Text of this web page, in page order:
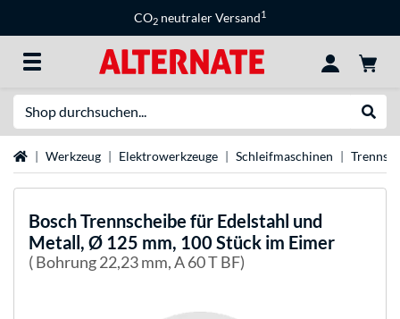
CO2 neutraler Versand1
StartseiteWerkzeug Elektrowerkzeuge Schleifmaschinen
BoschTrennscheibe für Edelstahl und
Metall, Ø 125 mm, 100 Stück im Eimer
( Bohrung 22,23 mm, A 60 T BF)